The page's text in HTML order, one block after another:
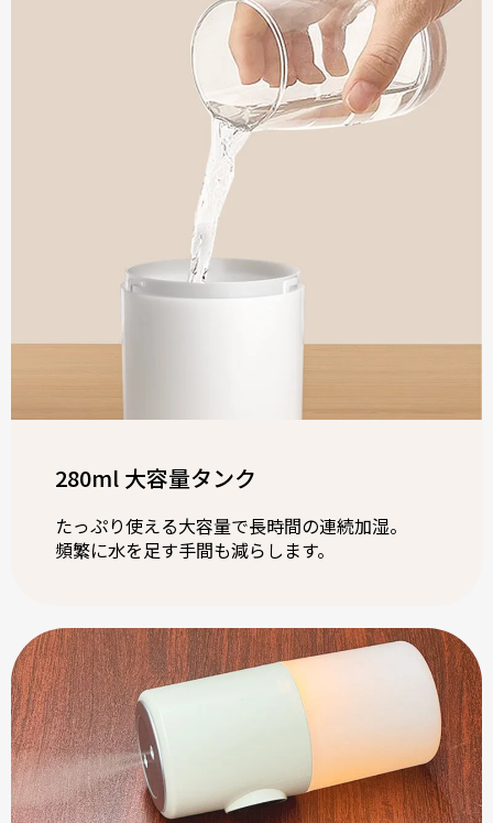
280ml 大容量タンク
たっぷり使える大容量で長時間の連続加湿。
頻繁に水を足す手間も減らします。